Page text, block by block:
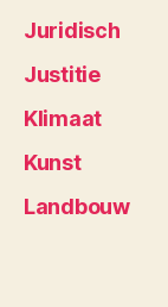
Juridisch
Justitie
Klimaat
Kunst
Landbouw